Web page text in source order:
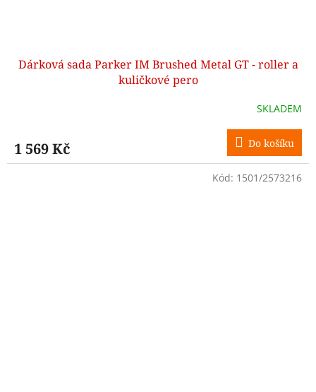
Dárková sada Parker IM Brushed Metal GT - roller a
kuličkové pero
SKLADEM
1 569 Kč Do košíku
Kód: 1501/2573216